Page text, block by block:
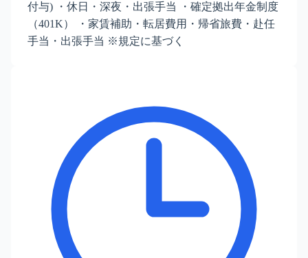
付与) ・休日・深夜・出張手当 ・確定拠出年金制度
（401K） ・家賃補助・転居費用・帰省旅費・赴任
手当・出張手当 ※規定に基づく